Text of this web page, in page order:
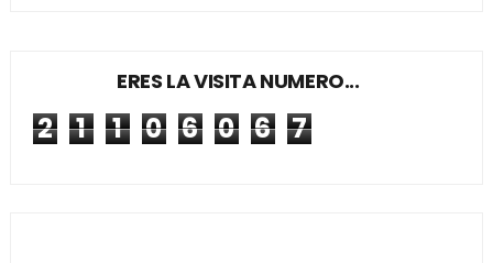
ERES LA VISITA NUMERO...
2 1 1 0 6 0 6 7